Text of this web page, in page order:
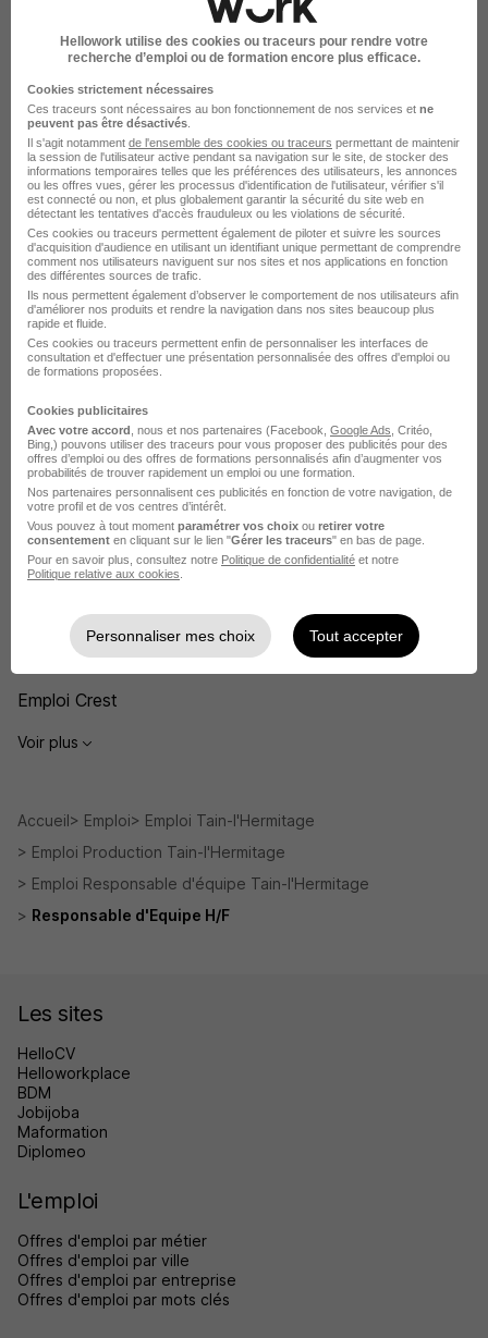
Chef d'Équipe en Agro-Alimentaire -
Brd Grane H/F
Onet Propreté et Services
Grane - 26 CDI
Voir l’offre
il y a 3 jours
Recherches similaires
Emploi Responsable d'équipe
Emploi Production
Emploi Valence
Emploi Montélimar
Emploi Romans-sur-Isère
Emploi Pierrelatte
Emploi Nyons
Emploi Crest
Voir plus
Accueil Emploi
Emploi Tain-l'Hermitage
Emploi Production Tain-l'Hermitage
Emploi Responsable d'équipe Tain-l'Hermitage
Responsable d'Equipe H/F
Les sites
HelloCV
Helloworkplace
BDM
Jobijoba
Maformation
Diplomeo
L'emploi
Offres d'emploi par métier
Offres d'emploi par ville
Offres d'emploi par entreprise
Offres d'emploi par mots clés
Hellowork utilise des cookies ou traceurs pour rendre votre
recherche d’emploi ou de formation encore plus efficace.
Cookies strictement nécessaires
Ces traceurs sont nécessaires au bon fonctionnement de nos services et ne
peuvent pas être désactivés
Il s'agit notamment de l'ensemble des cookies ou traceurs permettant de maintenir
la session de l'utilisateur active pendant sa navigation sur le site, de stocker des
informations temporaires telles que les préférences des utilisateurs, les annonces
ou les offres vues, gérer les processus d'identification de l'utilisateur, vérifier s'il
est connecté ou non, et plus globalement garantir la sécurité du site web en
détectant les tentatives d'accès frauduleux ou les violations de sécurité.
Ces cookies ou traceurs permettent également de piloter et suivre les sources
d'acquisition d'audience en utilisant un identifiant unique permettant de comprendre
comment nos utilisateurs naviguent sur nos sites et nos applications en fonction
des différentes sources de trafic.
Ils nous permettent également d’observer le comportement de nos utilisateurs afin
d'améliorer nos produits et rendre la navigation dans nos sites beaucoup plus
rapide et fluide.
Ces cookies ou traceurs permettent enfin de personnaliser les interfaces de
consultation et d'effectuer une présentation personnalisée des offres d'emploi ou
de formations proposées.
Cookies publicitaires
Avec votre accord , nous et nos partenaires (Facebook, Google Ads , Critéo,
Bing,) pouvons utiliser des traceurs pour vous proposer des publicités pour des
offres d’emploi ou des offres de formations personnalisés afin d’augmenter vos
probabilités de trouver rapidement un emploi ou une formation.
Nos partenaires personnalisent ces publicités en fonction de votre navigation, de
votre profil et de vos centres d’intérêt.
Vous pouvez à tout moment paramétrer vos choix ou retirer votre
consentement en cliquant sur le lien "Gérer les traceurs" en bas de page.
Pour en savoir plus, consultez notre Politique de confidentialité et notre
Politique relative aux cookies
Personnaliser mes choix Tout accepter